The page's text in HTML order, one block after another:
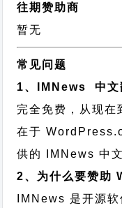
往期赞助商
暂无
常见问题
1、IMNews 中文
完全免费，从现在
在于
供的 IMNews 中
2、为什么要赞助
IMNews 是开源